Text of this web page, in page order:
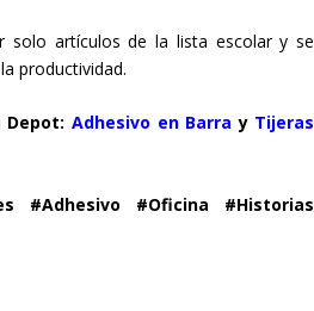
solo artículos de la lista escolar y se
productividad.
Adhesivo en Barra y Tijeras
#Adhesivo #Oficina #Historias